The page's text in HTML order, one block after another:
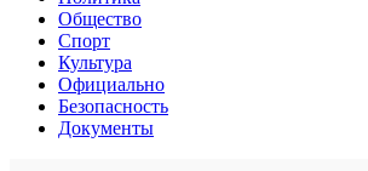
Общество
Спорт
Культура
Официально
Безопасность
Документы